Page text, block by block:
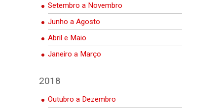
Setembro a Novembro
Junho a Agosto
Abril e Maio
Janeiro a Março
2018
Outubro a Dezembro